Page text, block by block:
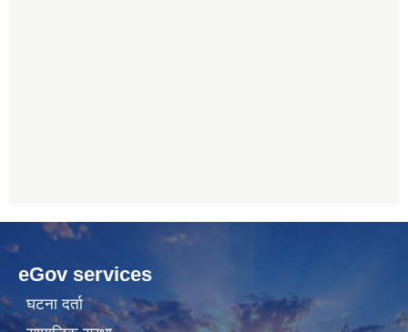
betwild
cratosroyalbet
bahis
siteleri
hdasianporns.net
lunadark.org
bahis
siteleri
eGov services
घटना दर्ता